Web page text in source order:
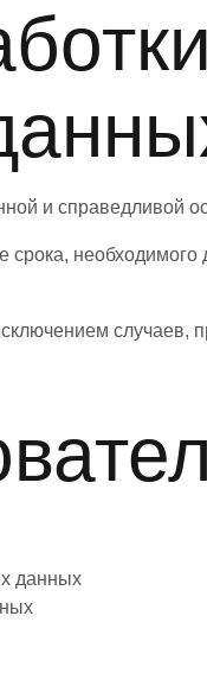
и справедливой
необходимого
случаев,
данных